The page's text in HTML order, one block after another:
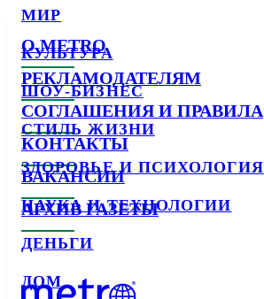
МИР
КУЛЬТУРА
ШОУ-БИЗНЕС
СТИЛЬ ЖИЗНИ
ЗДОРОВЬЕ И ПСИХОЛОГИЯ
НАУКА И ТЕХНОЛОГИИ
ДЕНЬГИ
ДОМ
О METRO
РЕКЛАМОДАТЕЛЯМ
СОГЛАШЕНИЯ И ПРАВИЛА
КОНТАКТЫ
ВАКАНСИИ
АРХИВ ГАЗЕТЫ